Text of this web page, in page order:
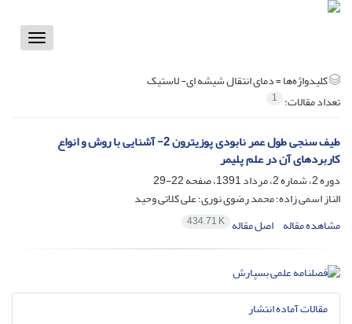
Toggle
کلیدواژه‌ها =دمای انتقال شیشه ای- لاستیک
تعداد مقالات: 1
طیف سنجی طول عمر نابودی پوزیترون 2- آشنایی با روش و انواع
کاربردهای آن در علم پلیمر
دوره 2، شماره 2، مرداد 1391، صفحه
22-29
الناز اسمی زاده؛ محمد رضوی نوری؛ علی کلاتی وحید
مشاهده مقاله اصل مقاله 434.71 K
مقالات آماده انتشار